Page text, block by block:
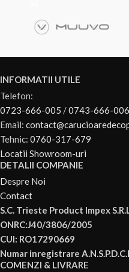
INFORMATII UTILE
Telefon:
0723-666-005 /0743-666-006
Email:
Tehnic: 0760-317-679
Locatii Showroom-uri
DETALII COMPANIE
Despre Noi
Contact
S.C. Trieste Product Impex
ONRC:J40/3806/2005
CUI: RO17290669
Numar inregistrare
COMENZI & LIVRARE